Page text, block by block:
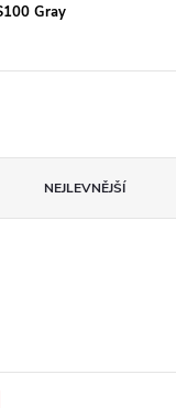
Gray
NEJLEVNĚJŠÍ